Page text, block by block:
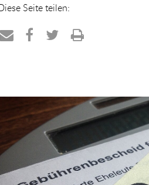
Seite teilen:
E-
Mail
Facebook
Twitter